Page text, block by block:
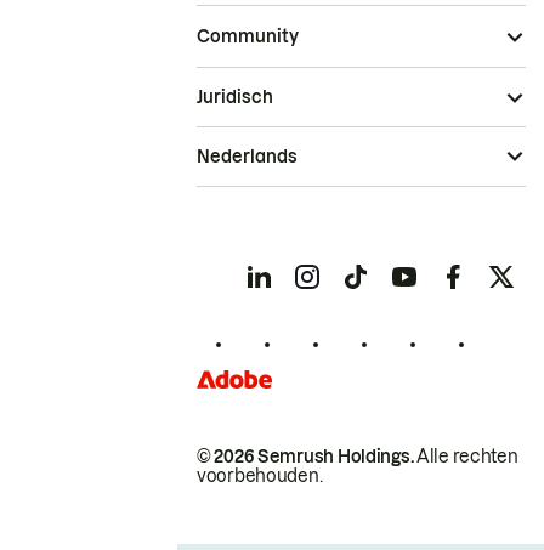
Community
© 2026 Semrush Holdings.Alle rechten
voorbehouden.
Juridisch
Nederlands